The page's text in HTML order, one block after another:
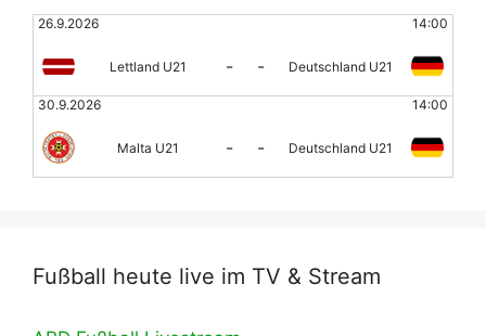
26.9.2026 14:00
Lettland U21 - - Deutschland U21
30.9.2026 14:00
Malta U21 - - Deutschland U21
Fußball heute live im TV & Stream